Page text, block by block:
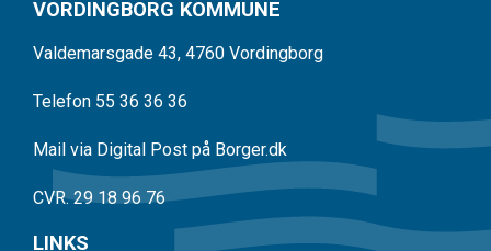
VORDINGBORG KOMMUNE
Valdemarsgade 43, 4760 Vordingborg
Telefon 55 36 36 36
Mail via Digital Post på Borger.dk
CVR. 29 18 96 76
LINKS